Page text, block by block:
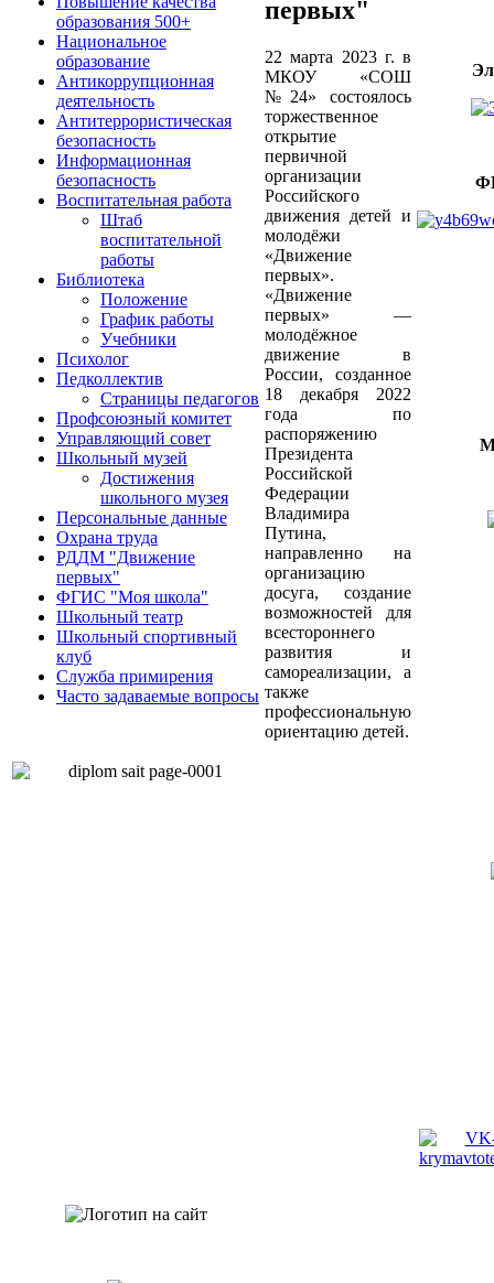
образования 500+
Национальное
образование
Антикоррупционная
деятельность
Антитеррористическая
безопасность
Информационная
безопасность
Воспитательная работа
Штаб
воспитательной
работы
Библиотека
Положение
График работы
Учебники
Психолог
Педколлектив
Страницы педагогов
Профсоюзный комитет
Управляющий совет
Школьный музей
Достижения
школьного музея
Персональные данные
Охрана труда
РДДМ "Движение
первых"
ФГИС "Моя школа"
Школьный театр
Школьный спортивный
клуб
Служба примирения
Часто задаваемые вопросы
первых"
22 марта 2023 г. в
МКОУ «СОШ
№24» состоялось
торжественное
открытие
первичной
организации
Российского
движения детей и
молодёжи
«Движение
первых».
«Движение
первых» —
молодёжное
движение в
России, созданное
18 декабря 2022
года по
распоряжению
Президента
Российской
Федерации
Владимира
Путина,
направленно на
организацию
досуга, создание
возможностей для
всестороннего
развития и
самореализации, а
также
профессиональную
ориентацию детей.